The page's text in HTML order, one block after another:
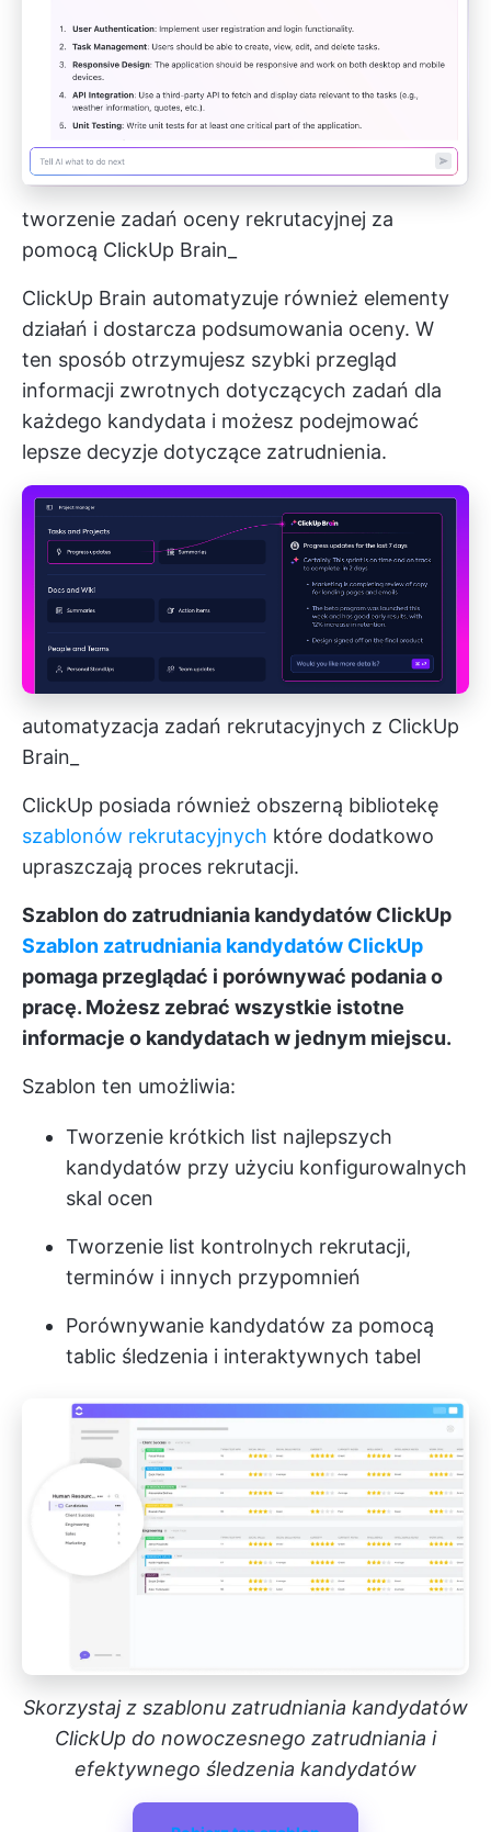
tworzenie zadań oceny rekrutacyjnej za
pomocą ClickUp Brain_
ClickUp Brain automatyzuje również elementy
działań i dostarcza podsumowania oceny. W
ten sposób otrzymujesz szybki przegląd
informacji zwrotnych dotyczących zadań dla
każdego kandydata i możesz podejmować
lepsze decyzje dotyczące zatrudnienia.
automatyzacja zadań rekrutacyjnych z ClickUp
Brain_
ClickUp posiada również obszerną bibliotekę
szablonów rekrutacyjnych które dodatkowo
upraszczają proces rekrutacji.
Szablon do zatrudniania kandydatów ClickUp
Szablon zatrudniania kandydatów ClickUp
pomaga przeglądać i porównywać podania o
pracę. Możesz zebrać wszystkie istotne
informacje o kandydatach w jednym miejscu.
Szablon ten umożliwia:
Tworzenie krótkich list najlepszych
kandydatów przy użyciu konfigurowalnych
skal ocen
Tworzenie list kontrolnych rekrutacji,
terminów i innych przypomnień
Porównywanie kandydatów za pomocą
tablic śledzenia i interaktywnych tabel
Skorzystaj z szablonu zatrudniania kandydatów
ClickUp do nowoczesnego zatrudniania i
efektywnego śledzenia kandydatów